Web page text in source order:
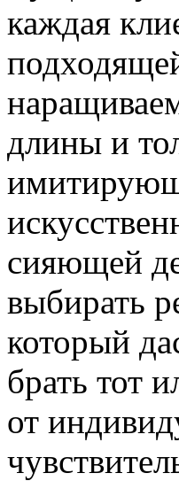
каждая
длины и
сияющей
выбирать
который
брать тот
от